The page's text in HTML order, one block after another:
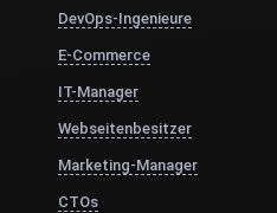
DevOps-Ingenieure
E-Commerce
IT-Manager
Webseitenbesitzer
Marketing-Manager
CTOs